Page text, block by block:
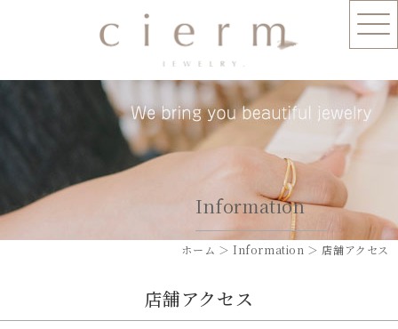
Information
ホーム ＞ Information ＞ 店舗アクセス
店舗アクセス